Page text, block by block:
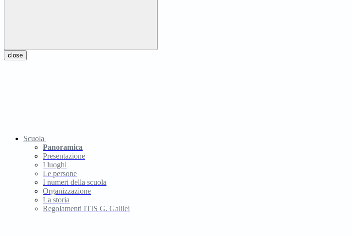
close
Scuola
Panoramica
Presentazione
I luoghi
Le persone
I numeri della scuola
Organizzazione
La storia
Regolamenti ITIS G. Galilei